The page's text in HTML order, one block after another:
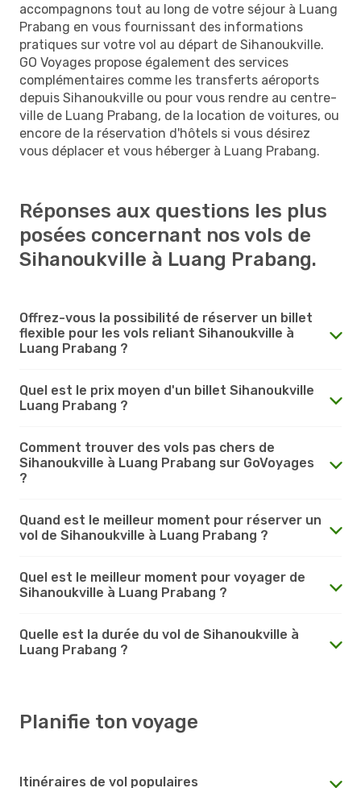
accompagnons tout au long de votre séjour à Luang
Prabang en vous fournissant des informations
pratiques sur votre vol au départ de Sihanoukville.
GO Voyages propose également des services
complémentaires comme les transferts aéroports
depuis Sihanoukville ou pour vous rendre au centre-
ville de Luang Prabang, de la location de voitures, ou
encore de la réservation d'hôtels si vous désirez
vous déplacer et vous héberger à Luang Prabang.
Réponses aux questions les plus
posées concernant nos vols de
Sihanoukville à Luang Prabang.
Offrez-vous la possibilité de réserver un billet
flexible pour les vols reliant Sihanoukville à
Luang Prabang ?
Quel est le prix moyen d'un billet Sihanoukville
Luang Prabang ?
Comment trouver des vols pas chers de
Sihanoukville à Luang Prabang sur GoVoyages
?
Quand est le meilleur moment pour réserver un
vol de Sihanoukville à Luang Prabang ?
Quel est le meilleur moment pour voyager de
Sihanoukville à Luang Prabang ?
Quelle est la durée du vol de Sihanoukville à
Luang Prabang ?
Planifie ton voyage
Itinéraires de vol populaires